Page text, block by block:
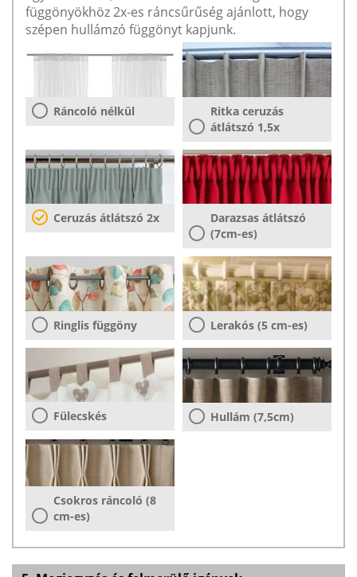
függönyökhöz 2x-es ráncsűrűség ajánlott, hogy
szépen hullámzó függönyt kapjunk.
Ráncoló nélkül
Ritka ceruzás
átlátszó 1,5x
Ceruzás átlátszó 2x
Darazsas átlátszó
(7cm-es)
Ringlis függöny Lerakós (5 cm-es)
Fülecskés Hullám (7,5cm)
Csokros ráncoló (8
cm-es)